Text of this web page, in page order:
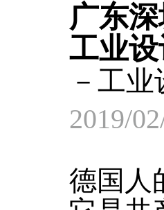
广东
工业
－工
2019/
德国人